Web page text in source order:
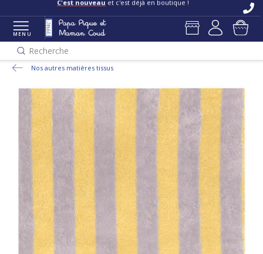
C'est nouveau et c'est déjà en boutique !
MENU
Recherche
Nos autres matières tissus